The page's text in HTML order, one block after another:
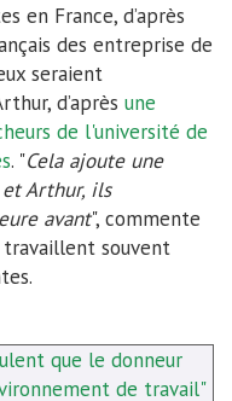
en France, d’après
des entreprise de
seraient
d’après une
de l'université de
. "Cela ajoute une
Arthur, ils
avant", commente
travaillent souvent
que le donneur
de travail"